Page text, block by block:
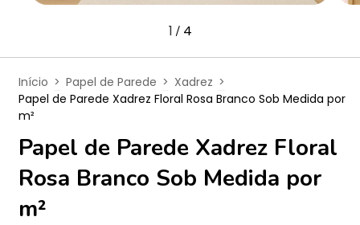
1/ 4
Início > Papel de Parede > Xadrez >
Papel de Parede Xadrez Floral Rosa Branco Sob Medida por
m²
Papel de Parede Xadrez Floral
Rosa Branco Sob Medida por
m²